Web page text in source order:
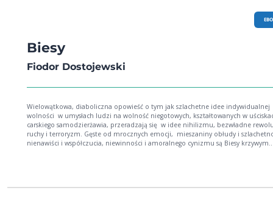
Biesy
Fiodor Dostojewski
Wielowątkowa, diaboliczna opowieść o tym jak szlachetne idee indywidualnej
wolności w umysłach ludzi na wolność niegotowych, kształtowanych w
carskiego samodzierżawia, przeradzają się w idee nihilizmu, bezwładne
ruchy i terroryzm. Gęste od mrocznych emocji, mieszaniny obłudy i szlachetności,
nienawiści i współczucia, niewinności i amoralnego cynizmu są Biesy krzywym